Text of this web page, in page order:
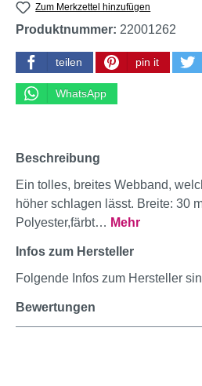
Zum Merkzettel hinzufügen
Produktnummer: 22001262
teilen pin it
WhatsApp
Beschreibung
Ein tolles, breites Webband,
höher schlagen lässt. Breite: 30
Polyester,färbt… Mehr
Infos zum Hersteller
Folgende Infos zum Hersteller
Bewertungen